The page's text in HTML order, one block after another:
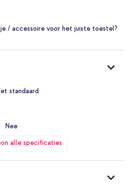
/ accessoire voor het juiste toestel?
alle specificaties
standaard
Nee